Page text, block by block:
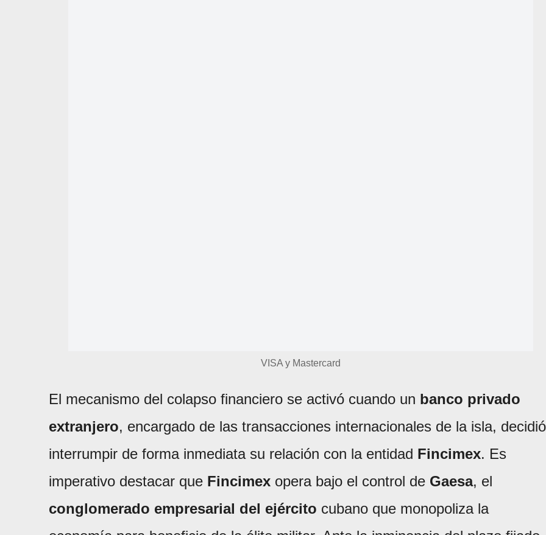
VISA y Mastercard
El mecanismo del colapso financiero se activó cuando un banco privado
extranjero, encargado de las transacciones internacionales de la isla, decidió
interrumpir de forma inmediata su relación con la entidad Fincimex. Es
imperativo destacar que Fincimex opera bajo el control de Gaesa, el
conglomerado empresarial del ejército cubano que monopoliza la